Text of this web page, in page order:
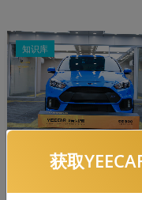
知识库
隐形车衣常见的材质有哪
获取